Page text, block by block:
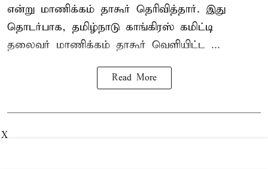
என்று மாணிக்கம் தாகூர் தெரிவித்தார். இது
தொடர்பாக, தமிழ்நாடு காங்கிரஸ் கமிட்டி
தலைவர் மாணிக்கம் தாகூர் வெளியிட்ட ...
Read More
X